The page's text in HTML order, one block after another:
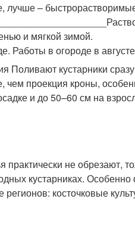
–
и мягкой зимой.
кустарники
чем проекция кроны,
и до 50–60 см на
не обрезают,
кустарниках.
косточковые